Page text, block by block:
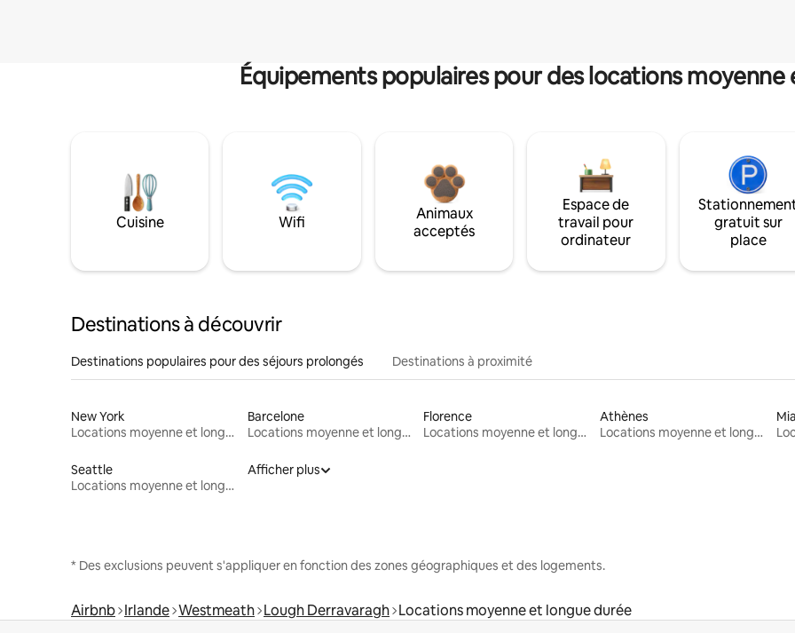
Équipements populaires pour des locations
Cuisine Wifi
Animaux
acceptés
Espace de
travail pour
ordinateur
gratuit sur
place
Destinations à découvrir
Destinations populaires pour des séjours prolongés Destinations à proximité
New York
Locations moyenne et longue durée
Barcelone
Locations moyenne et longue durée
Florence
Locations moyenne et longue durée
Athènes
Locations moyenne et longue durée
Seattle
Locations moyenne et longue durée
Afficher plus
* Des exclusions peuvent s'appliquer en fonction des zones géographiques et des logements.
Airbnb Irlande Westmeath Lough Derravaragh Locations moyenne et longue durée